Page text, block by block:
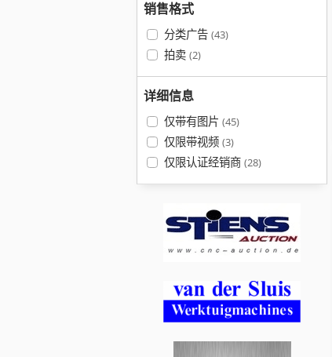
销售格式
分类广告 (43)
拍卖 (2)
详细信息
仅带有图片 (45)
仅限带视频 (3)
仅限认证经销商 (28)